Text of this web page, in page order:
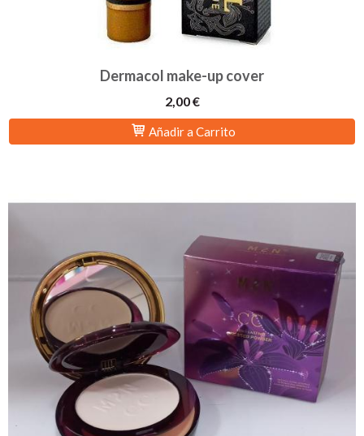
Dermacol make-up cover
2,00 €
Añadir a Carrito